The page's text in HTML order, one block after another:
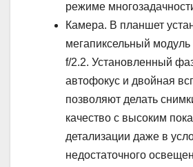
режиме
Камера. В планшет
мегапиксельный
f/2.2. Установленный
автофокус и двойная
позволяют делать
качество с высоким
детализации даже в
недостаточного